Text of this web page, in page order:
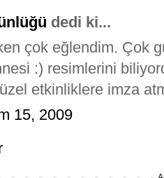
dedi ki...
çok eğlendim. Çok
:) resimlerini
etkinliklere imza
15, 2009